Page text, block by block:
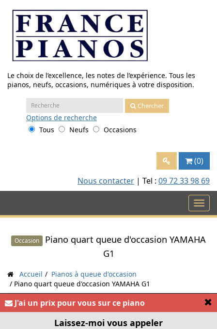
contenu
Le choix de l’excellence, les notes de l’expérience. Tous les
pianos, neufs, occasions, numériques à votre disposition.
Recherche
:
Chercher
Options de recherche
Tous
Neufs Occasions
(0)
Nous contacter | Tel : 09 72 33 98 69
Occasion
Piano quart queue d'occasion YAMAHA
G1
Accueil
Pianos à queue d'occasion
Piano quart queue d'occasion YAMAHA G1
J'ai un prix pour vous sur ce piano
Laissez-moi vous appeler